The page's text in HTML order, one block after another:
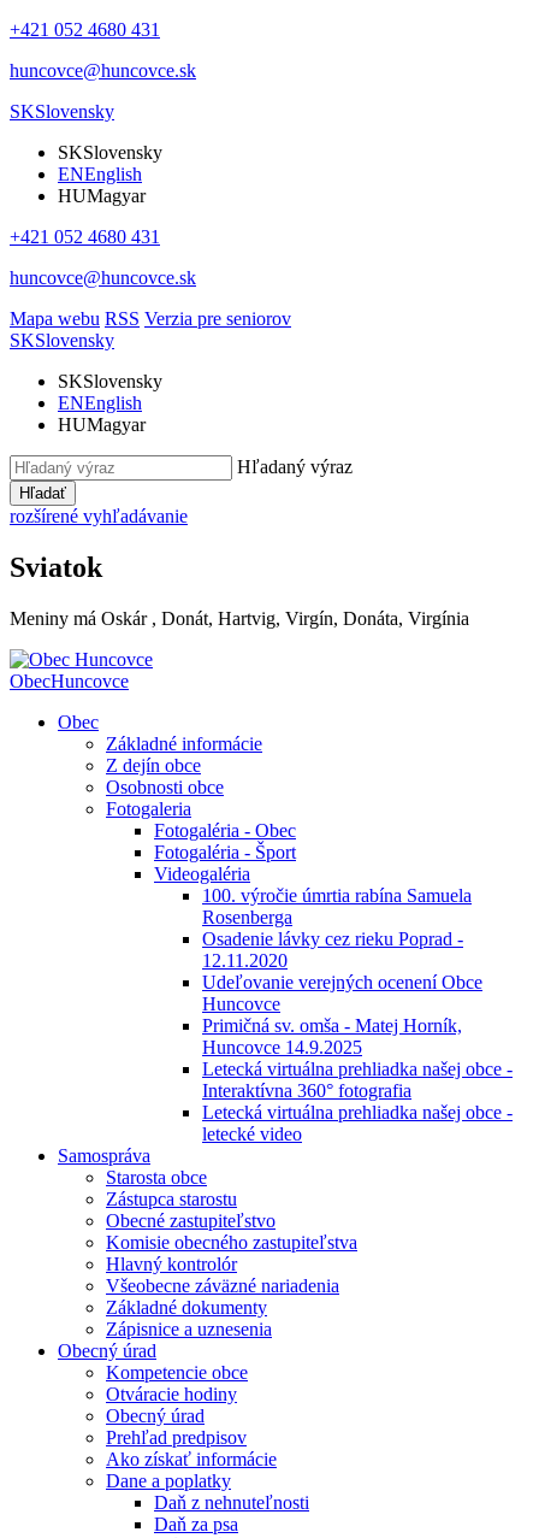
+421 052 4680 431
huncovce@huncovce.sk
SKSlovensky
SKSlovensky
ENEnglish
HUMagyar
+421 052 4680 431
huncovce@huncovce.sk
Mapa webu RSS Verzia pre seniorov
SKSlovensky
SKSlovensky
ENEnglish
HUMagyar
Hľadaný výraz
Hľadať
rozšírené vyhľadávanie
Sviatok
Meniny má Oskár , Donát, Hartvig, Virgín, Donáta, Virgínia
ObecHuncovce
Obec
Základné informácie
Z dejín obce
Osobnosti obce
Fotogaleria
Fotogaléria - Obec
Fotogaléria - Šport
Videogaléria
100. výročie úmrtia rabína Samuela
Rosenberga
Osadenie lávky cez rieku Poprad -
12.11.2020
Udeľovanie verejných ocenení Obce
Huncovce
Primičná sv. omša - Matej Horník,
Huncovce 14.9.2025
Letecká virtuálna prehliadka našej obce -
Interaktívna 360° fotografia
Letecká virtuálna prehliadka našej obce -
letecké video
Samospráva
Starosta obce
Zástupca starostu
Obecné zastupiteľstvo
Komisie obecného zastupiteľstva
Hlavný kontrolór
Všeobecne záväzné nariadenia
Základné dokumenty
Zápisnice a uznesenia
Obecný úrad
Kompetencie obce
Otváracie hodiny
Obecný úrad
Prehľad predpisov
Ako získať informácie
Dane a poplatky
Daň z nehnuteľnosti
Daň za psa